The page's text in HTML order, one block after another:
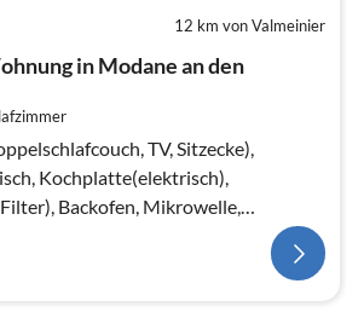
12 km von Valmeinier
in Modane an den
TV, Sitzecke),
Kochplatte(elektrisch),
Backofen, Mikrowelle,